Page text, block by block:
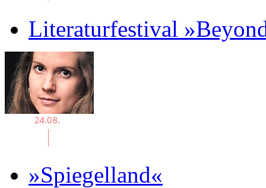
Literaturfestival
»Spiegelland«